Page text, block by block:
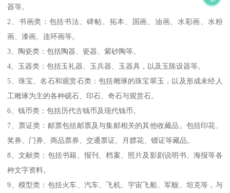
器等。
2、书画类：包括书法、碑帖、拓本、国画、油画、水彩画、水粉
画、漆画、连环画等。
3、陶瓷类：包括陶器、瓷器、紫砂陶等。
4、玉器类：包括玉礼器、玉兵器、玉器具，以及玉陈设器等。
5、珠宝、名石和观赏石类：包括雕琢的珠宝翠玉，以及形成未经人
工雕琢为主的各种砚石、印石、奇石与观赏石。
6、钱币类：包括历代古钱币及现代钱币。
7、票证类：邮票包括邮票及与集邮相关的其他收藏品。包括印花、
奖券、门券、商品票券、交通票证、月膘花、镖证等藏品。
8、文献类：包括书籍、报刊、档案、照片及影剧说明书、海报等各
种文字资料。
9、模型类：包括火车、汽车、飞机、宇宙飞船、军舰、坦克等，与